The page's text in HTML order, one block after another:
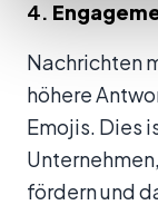
4.
Nachrichten
höhere
Emojis. Dies
fördern und